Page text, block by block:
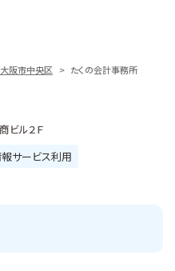
大阪市中央区 たくの会計事務所
ル２Ｆ
サービス利用